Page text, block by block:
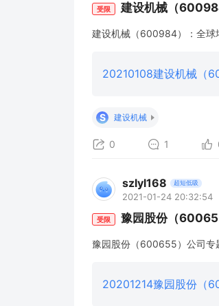
受限 建设机械（
建设机械（600984）：全球
20210108建设机械（
S 建设机械
0 1
szlyl168 超短低吸
2021-01-24 20:32:54
受限 豫园股份（
豫园股份（600655）公司专